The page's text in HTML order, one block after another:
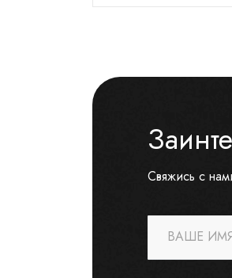
Свяжись с
ВАШЕ